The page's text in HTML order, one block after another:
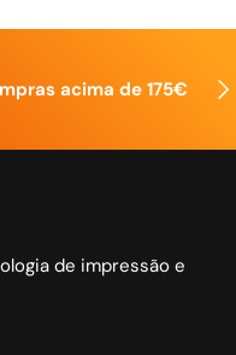
acima de 175€
de impressão e